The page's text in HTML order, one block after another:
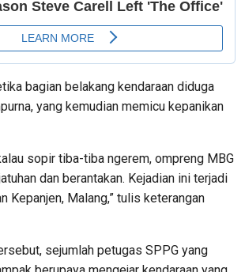
bagian belakang kendaraan diduga
yang kemudian memicu kepanikan
sopir tiba-tiba ngerem, ompreng MBG
dan berantakan. Kejadian ini terjadi
Kepanjen, Malang,” tulis keterangan
sejumlah petugas SPPG yang